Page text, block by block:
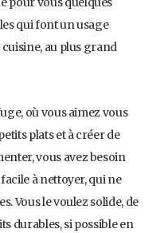
qui font un usage
au plus grand
où vous aimez vous
plats et à créer de
vous avez besoin
à nettoyer, qui ne
Vous le voulez solide, de
durables, si possible en